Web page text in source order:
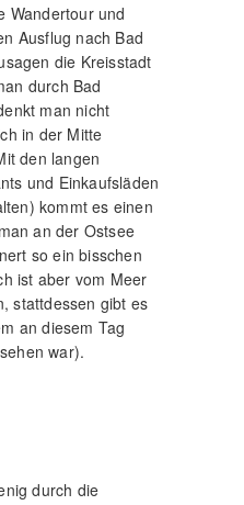
Wandertour und
Ausflug nach Bad
die Kreisstadt
durch Bad
man nicht
in der Mitte
den langen
und Einkaufsläden
kommt es einen
an der Ostsee
so ein bisschen
ist aber vom Meer
stattdessen gibt es
an diesem Tag
war).
durch die